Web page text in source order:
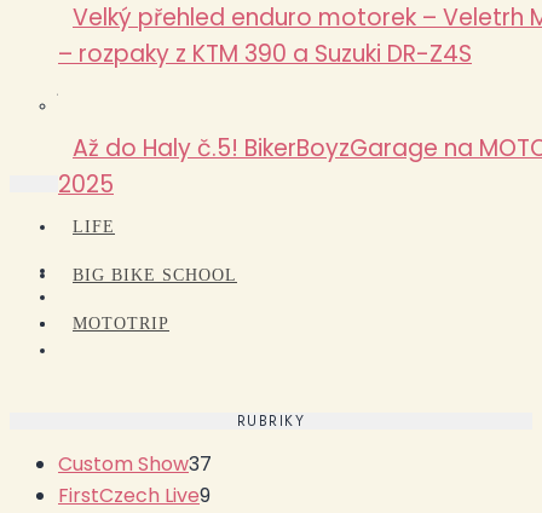
Velký přehled enduro motorek – Veletrh
– rozpaky z KTM 390 a Suzuki DR-Z4S
Až do Haly č.5! BikerBoyzGarage na
2025
LIFE
BIG BIKE SCHOOL
MOTOTRIP
Zajíc: První kilometry rumunské divočiny a motorka v plamenech!
TET Rumunsko 1/4
RUBRIKY
Custom Show37
FirstCzech Live9